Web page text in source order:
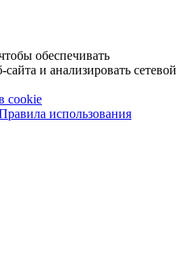
обеспечивать
и анализировать сетевой
cookie
использования